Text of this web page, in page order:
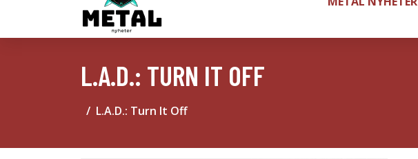
L.A.D.: TURN IT OFF
L.A.D.: Turn It Off